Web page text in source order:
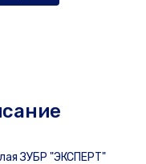
ЗУБР "ЭКСПЕРТ"